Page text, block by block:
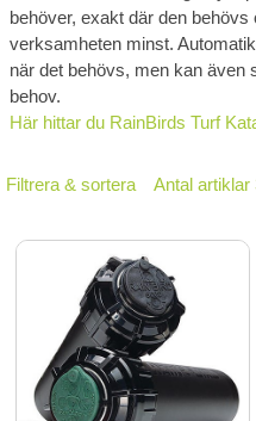
behöver, exakt där den
verksamheten minst.
när det behövs, men kan även
behov.
Här hittar du RainBirds Turf
Filtrera & sortera Antal artiklar